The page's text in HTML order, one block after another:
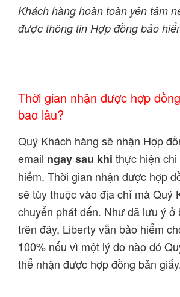
Khách hàng hoàn toàn yên tâm
được thông tin Hợp đồng bảo
Thời gian nhận được hợp
bao lâu?
Quý Khách hàng sẽ nhận Hợp
email ngay sau khi thực hiện
hiểm. Thời gian nhận được hợp
sẽ tùy thuộc vào địa chỉ mà Quý
chuyển phát đến. Như đã lưu ý
trên đây, Liberty vẫn bảo hiểm
100% nếu vì một lý do nào đó
thể nhận được hợp đồng bản